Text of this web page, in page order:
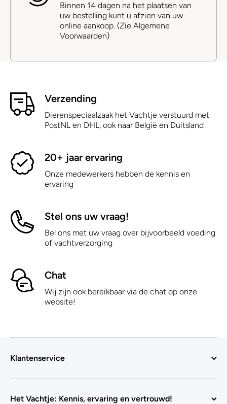
Binnen 14 dagen na het plaatsen van
uw bestelling kunt u afzien van uw
online aankoop. (Zie Algemene
Voorwaarden)
Verzending
Dierenspeciaalzaak het Vachtje verstuurd met
PostNL en DHL, ook naar België en Duitsland
20+ jaar ervaring
Onze medewerkers hebben de kennis en
ervaring
Stel ons uw vraag!
Bel ons met uw vraag over bijvoorbeeld voeding
of vachtverzorging
Chat
Wij zijn ook bereikbaar via de chat op onze
website!
Klantenservice
Het Vachtje: Kennis, ervaring en vertrouwd!